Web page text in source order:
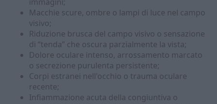
Macchie scure, ombre o lampi di luce nel campo
visivo;
Riduzione brusca del campo visivo o sensazione
di “tenda” che oscura parzialmente la vista;
Dolore oculare intenso, arrossamento marcato
o secrezione purulenta persistente;
Corpi estranei nell'occhio o trauma oculare
recente;
Infiammazione acuta della congiuntiva o